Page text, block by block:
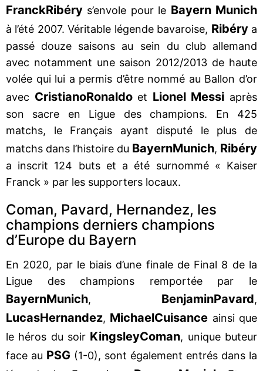
FranckRibéry s’envole pour le Bayern Munich
à l’été 2007. Véritable légende bavaroise, Ribérya
passé douze saisons au sein du club allemand
avec notamment une saison 2012/2013 de haute
volée qui lui a permis d’être nommé au Ballon d’or
avec CristianoRonaldoet Lionel Messi après
son sacre en Ligue des champions. En 425
matchs, le Français ayant disputé le plus de
matchs dans l’histoire du BayernMunich, Ribéry
a inscrit 124 buts et a été surnommé « Kaiser
Franck » par les supporters locaux.
Coman, Pavard, Hernandez, les
champions derniers champions
d’Europe du Bayern
En 2020, par le biais d’une finale de Final 8 de la
Ligue des champions remportée par le
BayernMunich, BenjaminPavard,
LucasHernandez, MichaelCuisance ainsi que
le héros du soir KingsleyComan, unique buteur
face au PSG (1-0), sont également entrés dans la